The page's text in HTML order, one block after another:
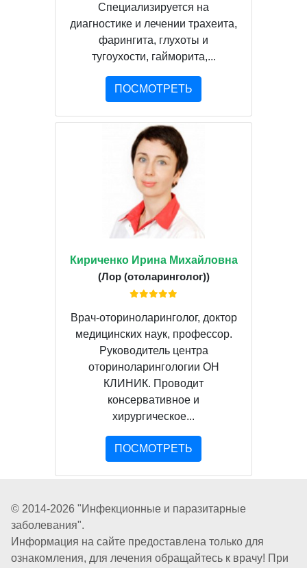
Специализируется на
диагностике и лечении трахеита,
фарингита, глухоты и
тугоухости, гайморита,...
ПОСМОТРЕТЬ
Кириченко Ирина Михайловна
(Лор (отоларинголог))
Врач-оториноларинголог, доктор
медицинских наук, профессор.
Руководитель центра
оториноларингологии ОН
КЛИНИК. Проводит
консервативное и
хирургическое...
ПОСМОТРЕТЬ
© 2014-2026 "Инфекционные и паразитарные
заболевания".
Информация на сайте предоставлена только для
ознакомления, для лечения обращайтесь к врачу! При